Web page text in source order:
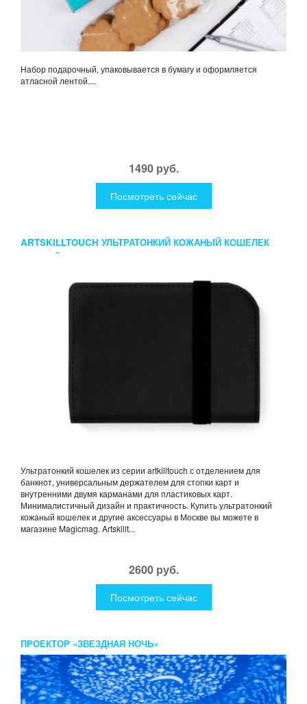
Набор подарочный, упаковывается в бумагу и оформляется
атласной лентой....
1490 руб.
Посмотреть сейчас
ARTSKILLTOUCH УЛЬТРАТОНКИЙ КОЖАНЫЙ КОШЕЛЕК
ЧЕРНЫЙ
Ультратонкий кошелек из серии artkilltouch с отделением для
банкнот, универсальным держателем для стопки карт и
внутренними двумя карманами для пластиковых карт.
Минималистичный дизайн и практичность. Купить ультратонкий
кожаный кошелек и другие аксессуары в Москве вы можете в
магазине Magicmag. Artskillt...
2600 руб.
Посмотреть сейчас
ПРОЕКТОР «ЗВЕЗДНАЯ НОЧЬ»